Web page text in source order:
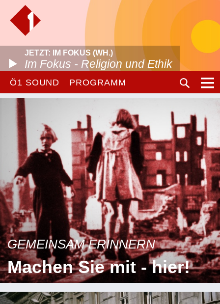
JETZT: IM FOKUS (WH.)
Im Fokus - Religion und Ethik
Ö1 SOUND PROGRAMM
GEMEINSAM ERINNERN
Machen Sie mit - hier!